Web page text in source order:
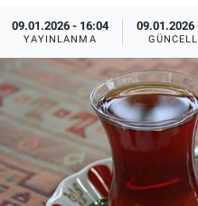
09.01.2026 - 16:04
YAYINLANMA
09.01.2026
Kadın
Erişim Bilgileri
Sağlık
Teknoloji